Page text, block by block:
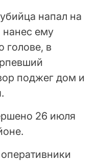
напал на
нанес ему
голове, в
поджег дом и
26 июля